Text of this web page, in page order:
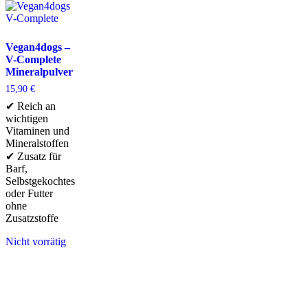
Vegan4dogs –
V-Complete
Mineralpulver
15,90 €
✔ Reich an
wichtigen
Vitaminen und
Mineralstoffen
✔ Zusatz für
Barf,
Selbstgekochtes
oder Futter
ohne
Zusatzstoffe
Nicht vorrätig